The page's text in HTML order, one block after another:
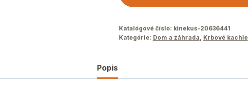
Katalógové číslo: kinekus-20636441
Kategórie: Dom a záhrada, Krbové kachle
Popis